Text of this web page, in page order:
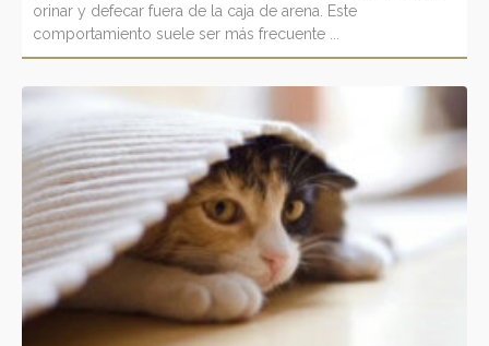
orinar y defecar fuera de la caja de arena. Este
comportamiento suele ser más frecuente ...